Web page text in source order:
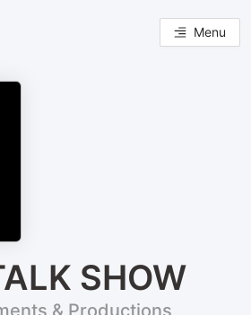
Menu
SHOW
& Productions